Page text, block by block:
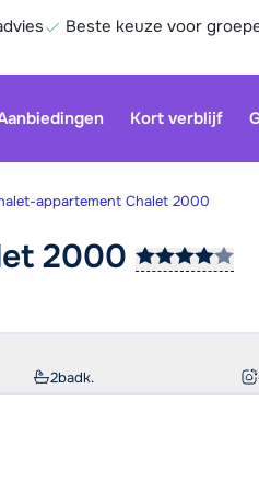
Beste keuze voor
Kort verblijf
appartement Chalet 2000
2000
2badk.